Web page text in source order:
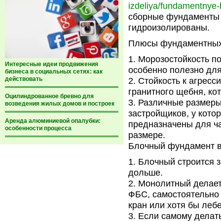
Интересные идеи продвижения
бизнеса в социальных сетях: как
действовать
Оцилиндрованное бревно для
возведения жилых домов и построек
Аренда алюминиевой опалубки:
особенности процесса
izdeliya/
сборные
гидроизолированы.
Плюсы
Морозостойкость
особенно полезно
Стойкость к
гранитного щебня,
Различные
застройщиков, у
предназначены для
размере.
Блочный фундамент
Блочный строится
дольше.
Монолитный
ФБС, самостоятельно
кран или хотя бы
Если самому